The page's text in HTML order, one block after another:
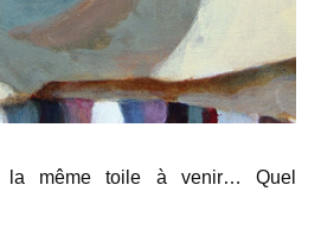
la même toile à venir… Quel